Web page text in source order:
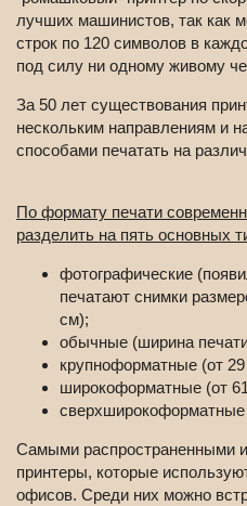
лучших машинистов, так как
строк по 120 символов в
под силу ни одному живому
За 50 лет существования
нескольким направлениям и
способами печатать на
По формату печати
разделить на пять основных
фотографические
печатают снимки
см);
обычные (ширина
крупноформатные (от
широкоформатные (от
Самыми распространенными
принтеры, которые
офисов. Среди них можно